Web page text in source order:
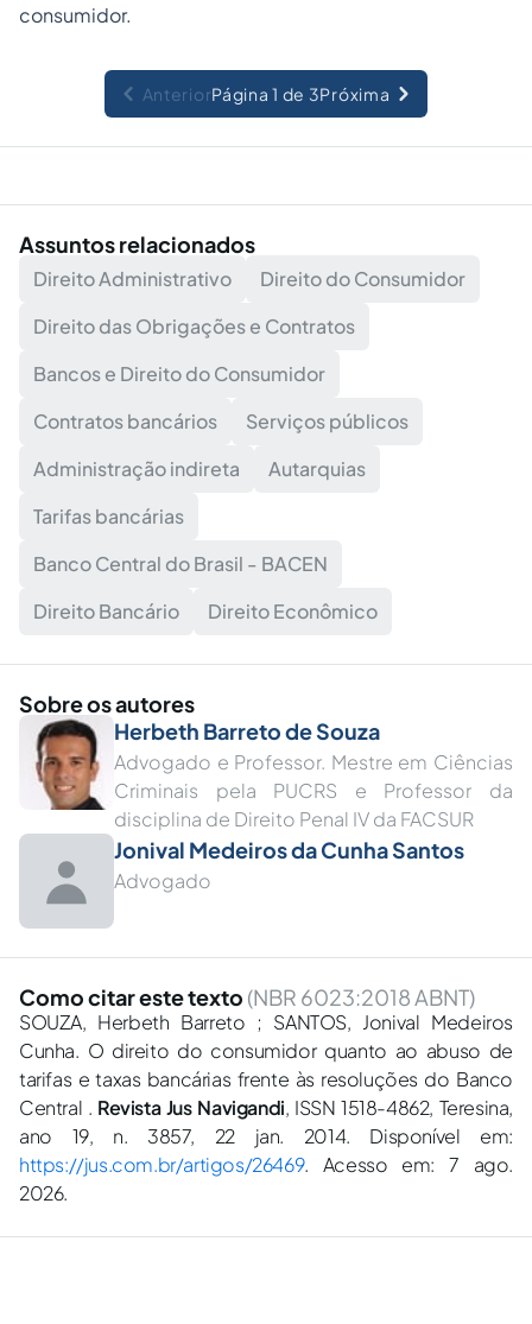
consumidor.
AnteriorPágina 1 de 3Próxima
Assuntos relacionados
Direito Administrativo
Direito do Consumidor
Direito das Obrigações e Contratos
Bancos e Direito do Consumidor
Contratos bancários
Serviços públicos
Administração indireta
Autarquias
Tarifas bancárias
Banco Central do Brasil - BACEN
Direito Bancário
Direito Econômico
Sobre os autores
Herbeth Barreto de Souza
Advogado e Professor. Mestre em Ciências
Criminais pela PUCRS e Professor da
disciplina de Direito Penal IV da FACSUR︎
Jonival Medeiros da Cunha Santos
Advogado
Como citar este texto (NBR 6023:2018 ABNT)
SOUZA, Herbeth Barreto ; SANTOS, Jonival Medeiros
Cunha. O direito do consumidor quanto ao abuso de
tarifas e taxas bancárias frente às resoluções do Banco
Central . Revista Jus Navigandi, ISSN 1518-4862, Teresina,
ano 19, n. 3857, 22 jan. 2014. Disponível em:
https://jus.com.br/artigos/26469. Acesso em: 7 ago.
2026.